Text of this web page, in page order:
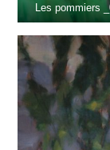
Les pommiers